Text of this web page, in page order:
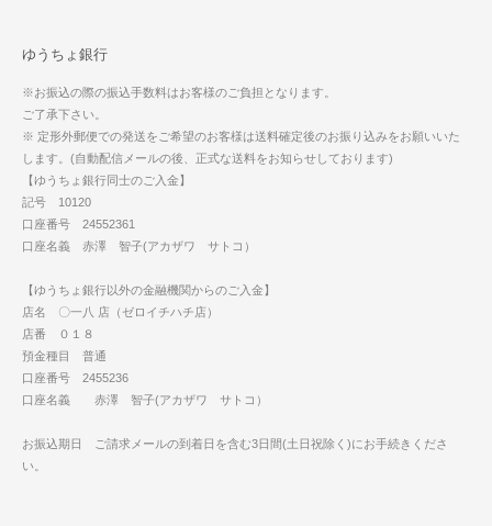
ゆうちょ銀行
※お振込の際の振込手数料はお客様のご負担となります。
ご了承下さい。
※ 定形外郵便での発送をご希望のお客様は送料確定後のお振り込みをお願いいた
します。(自動配信メールの後、正式な送料をお知らせしております)
【ゆうちょ銀行同士のご入金】
記号 10120
口座番号 24552361
口座名義 赤澤 智子(アカザワ サトコ）
【ゆうちょ銀行以外の金融機関からのご入金】
店名 〇一八 店（ゼロイチハチ店）
店番 ０１８
預金種目 普通
口座番号 2455236
口座名義 赤澤 智子(アカザワ サトコ）
お振込期日 ご請求メールの到着日を含む3日間(土日祝除く)にお手続きくださ
い。